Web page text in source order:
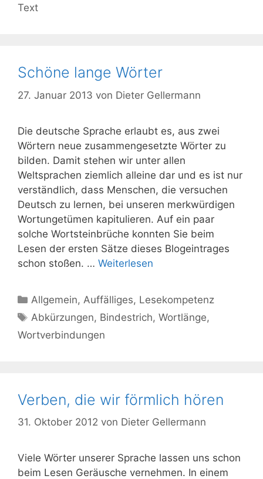
Text
Schöne lange Wörter
27. Januar 2013 von Dieter Gellermann
Die deutsche Sprache erlaubt es, aus zwei
Wörtern neue zusammengesetzte Wörter zu
bilden. Damit stehen wir unter allen
Weltsprachen ziemlich alleine dar und es ist nur
verständlich, dass Menschen, die versuchen
Deutsch zu lernen, bei unseren merkwürdigen
Wortungetümen kapitulieren. Auf ein paar
solche Wortsteinbrüche konnten Sie beim
Lesen der ersten Sätze dieses Blogeintrages
schon stoßen. … Weiterlesen
Kategorien
Allgemein, Auffälliges, Lesekompetenz
Schlagwörter
Abkürzungen, Bindestrich,Wortlänge,
Wortverbindungen
Verben, die wir förmlich hören
31. Oktober 2012 von Dieter Gellermann
Viele Wörter unserer Sprache lassen uns schon
beim Lesen Geräusche vernehmen. In einem